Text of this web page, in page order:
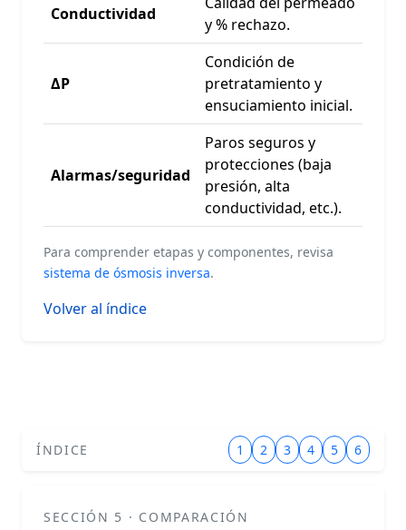
Conductividad
y % rechazo.
ΔP
Condición de
pretratamiento y
ensuciamiento inicial.
Alarmas/seguridad
Paros seguros y
protecciones (baja
presión, alta
conductividad, etc.).
Para comprender etapas y componentes, revisa
sistema de ósmosis inversa.
Volver al índice
ÍNDICE 1 2 3 4 5 6
SECCIÓN 5 · COMPARACIÓN